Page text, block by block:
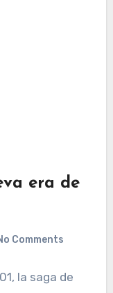
era de
Comments
la saga de